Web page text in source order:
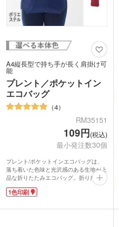
A4縦長型で持ち手が長く肩掛け可
能
プレント／ポケットイン
エコバッグ
4
RM35151
109円(税込)
最小発注数30個
プレント/ポケットインエコバッグは、
落ち着いた色味と光沢感のある生地が上
品な折りたたみエコバッグ。折りたたん
で付属のゴムで留めると、ズボンのポケ
ットにも入るコンパクトさ!肩掛けがで
ですね。
1色印刷